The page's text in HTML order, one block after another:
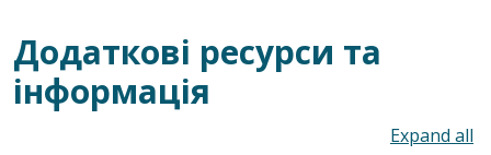
Додаткові ресурси та
інформація